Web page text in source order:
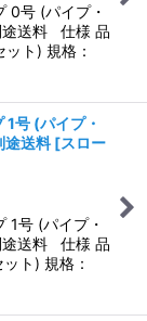
0号 (パイプ・
途送料 仕様 品
ト) 規格：
号 (パイプ・
途送料 [スロー
1号 (パイプ・
途送料 仕様 品
ト) 規格：